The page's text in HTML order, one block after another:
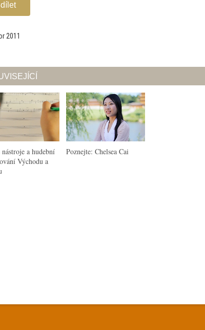
2011
a hudební
Východu a
Poznejte: Chelsea Cai